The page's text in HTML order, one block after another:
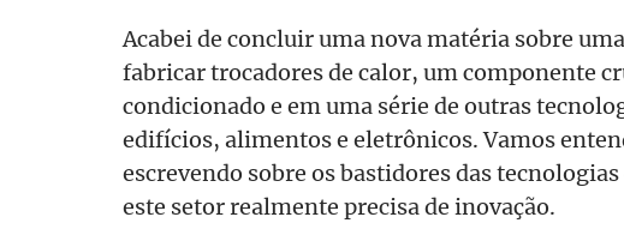
Acabei de concluir uma nova matéria sobre
fabricar trocadores de calor, um componente
condicionado e em uma série de outras
edifícios, alimentos e eletrônicos. Vamos
escrevendo sobre os bastidores das
este setor realmente precisa de inovação.